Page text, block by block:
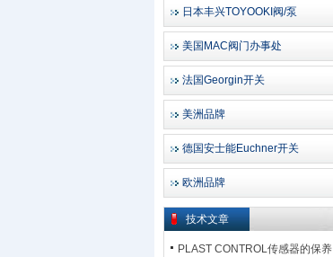
日本丰兴TOYOOKI阀/泵
美国MAC阀门办事处
法国Georgin开关
美洲品牌
德国安士能Euchner开关
欧洲品牌
技术文章
PLAST CONTROL传感器的保养